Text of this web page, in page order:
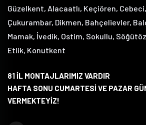
Güzelkent, Alacaatlı, Keçiören, Cebeci,
Çukurambar, Dikmen, Bahçelievler,
Mamak, İvedik, Ostim, Sokullu,
Etlik, Konutkent
81 İL MONTAJLARIMIZ VARDIR
HAFTA SONU CUMARTESİ VE PAZAR
VERMEKTEYİZ!